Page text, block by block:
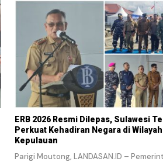
ERB 2026 Resmi Dilepas, Sulawesi
Perkuat Kehadiran Negara di Wilayah
Kepulauan
Parigi Moutong, LANDASAN.ID –